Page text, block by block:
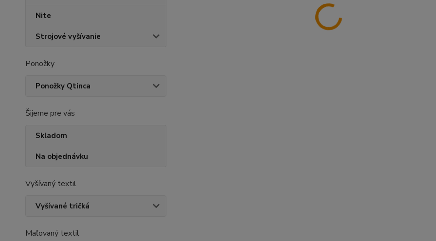
Nite
Strojové vyšívanie
Ponožky
Ponožky Qtinca
Šijeme pre vás
Skladom
Na objednávku
Vyšívaný textil
Vyšívané tričká
Maľovaný textil